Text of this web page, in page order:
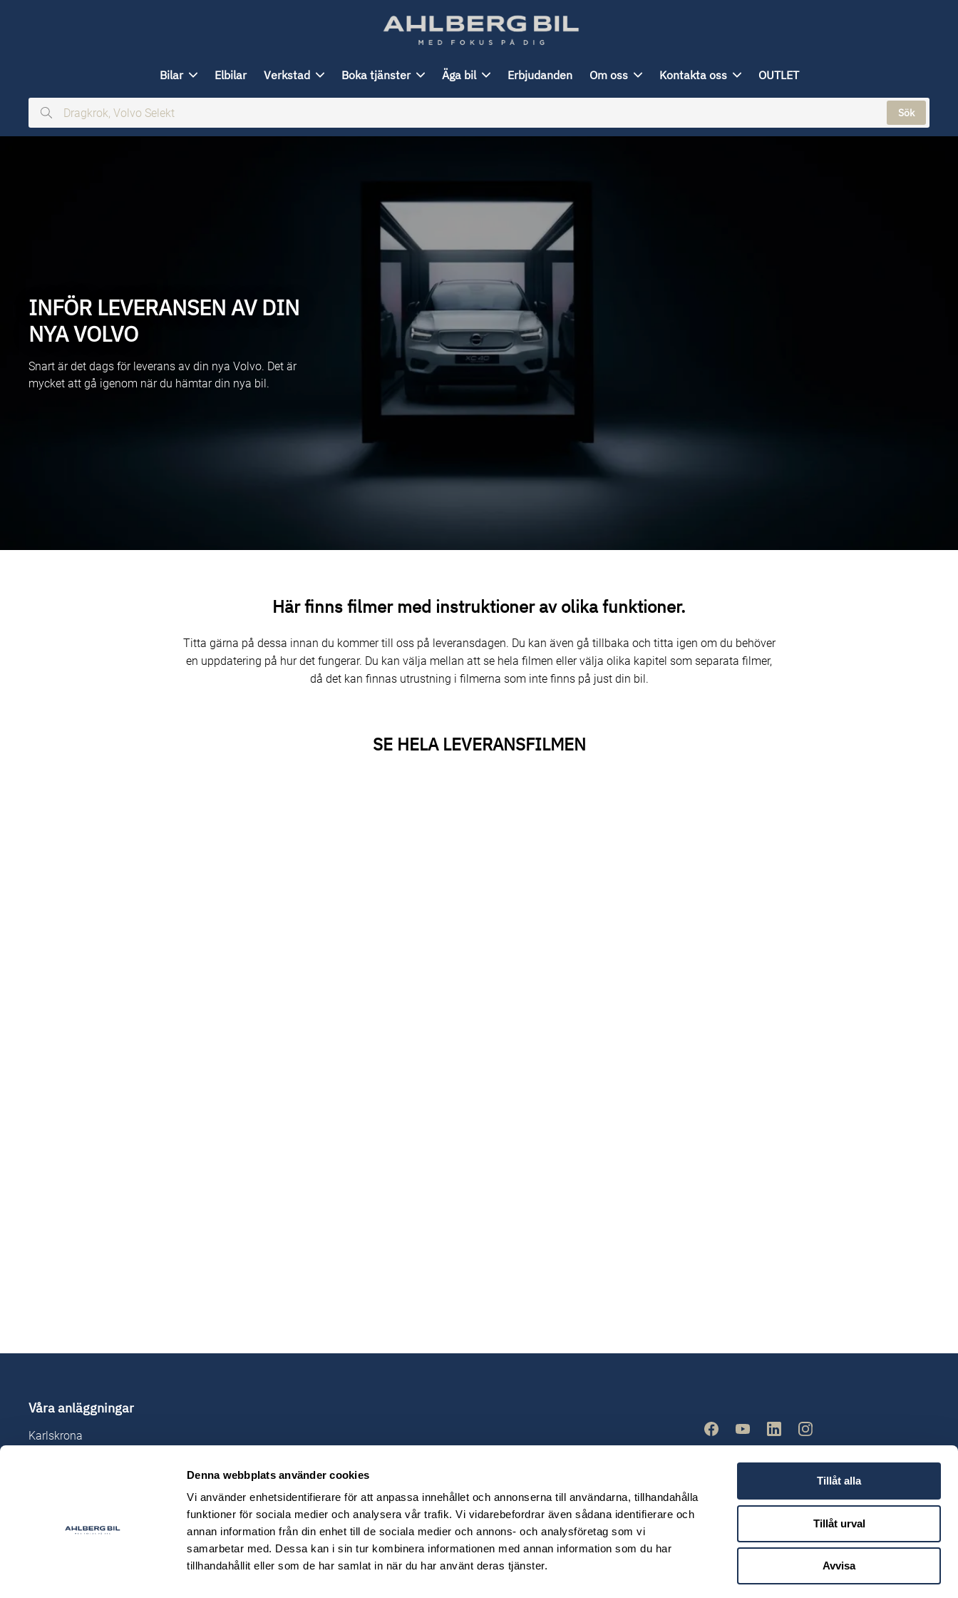
Denna webbplats använder cookies
Vi använder enhetsidentifierare för att anpassa innehållet och annonserna till användarna, tillhandahålla
funktioner för sociala medier och analysera vår trafik. Vi vidarebefordrar även sådana identifierare och
annan information från din enhet till de sociala medier och annons- och analysföretag som vi
samarbetar med. Dessa kan i sin tur kombinera informationen med annan information som du har
tillhandahållit eller som de har samlat in när du har använt deras tjänster.
Tillåt alla
Tillåt urval
Avvisa
Bilar Elbilar Verkstad Boka tjänster Äga bil Erbjudanden Om oss Kontakta oss OUTLET
Dragkrok,
Volvo
Sök
INFÖR LEVERANSEN AV DIN
NYA VOLVO
Snart är det dags för leverans av din nya Volvo. Det är
mycket att gå igenom när du hämtar din nya bil.
Här finns filmer med instruktioner av olika funktioner.
Titta gärna på dessa innan du kommer till oss på leveransdagen. Du kan även gå tillbaka och titta igen om du behöver
en uppdatering på hur det fungerar. Du kan välja mellan att se hela filmen eller välja olika kapitel som separata filmer,
då det kan finnas utrustning i filmerna som inte finns på just din bil.
SE HELA LEVERANSFILMEN
Våra anläggningar
Karlskrona
© 2026 Ahlberg Bil